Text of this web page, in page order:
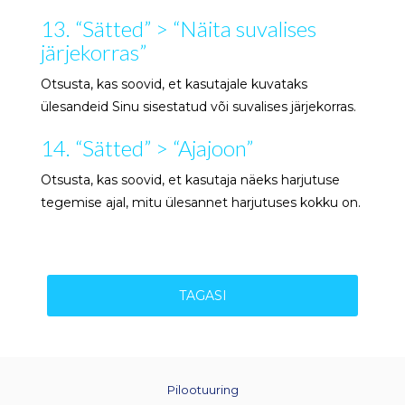
13. “Sätted” > “Näita suvalises
järjekorras”
Otsusta, kas soovid, et kasutajale kuvataks
ülesandeid Sinu sisestatud või suvalises järjekorras.
14. “Sätted” > “Ajajoon”
Otsusta, kas soovid, et kasutaja näeks harjutuse
tegemise ajal, mitu ülesannet harjutuses kokku on.
TAGASI
Pilootuuring